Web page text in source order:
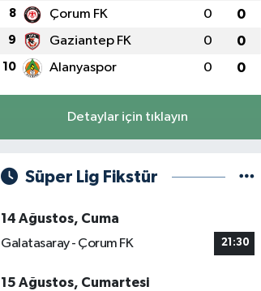
8 Çorum FK 0 0
9 Gaziantep FK 0 0
10 Alanyaspor 0 0
Detaylar için tıklayın
Süper Lig Fikstür
14 Ağustos, Cuma
Galatasaray - Çorum FK
21:30
15 Ağustos, Cumartesi